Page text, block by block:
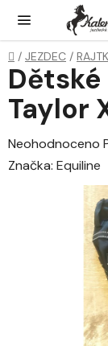
obsah
Domů
/ JEZDEC /
Taylor
Průměrné
hodnocení
Neohodnoceno
Značka: Equiline